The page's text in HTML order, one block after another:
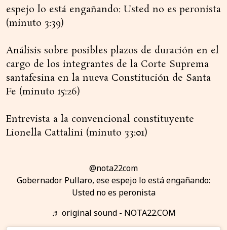
espejo lo está engañando: Usted no es peronista
(minuto 3:39)
Análisis sobre posibles plazos de duración en el
cargo de los integrantes de la Corte Suprema
santafesina en la nueva Constitución de Santa
Fe (minuto 15:26)
Entrevista a la convencional constituyente
Lionella Cattalini (minuto 33:01)
@nota22com
Gobernador Pullaro, ese espejo lo está engañando:
Usted no es peronista
♬ original sound - NOTA22.COM